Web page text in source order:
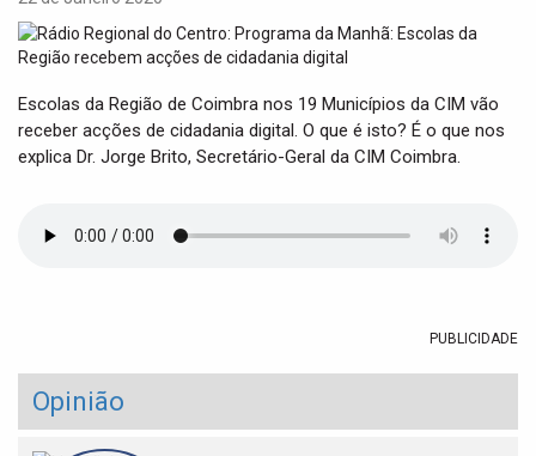
Escolas da Região de Coimbra nos 19 Municípios da CIM vão
receber acções de cidadania digital. O que é isto? É o que nos
explica Dr. Jorge Brito, Secretário-Geral da CIM Coimbra.
PUBLICIDADE
Opinião